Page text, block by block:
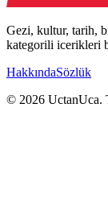
Gezi, kultur, tarih,
kategorili icerikleri
HakkındaSözlük
© 2026 UctanUca.